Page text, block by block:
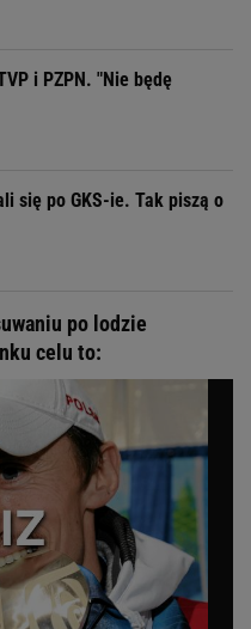
i PZPN. "Nie będę
się po GKS-ie. Tak piszą o
po lodzie
celu to: